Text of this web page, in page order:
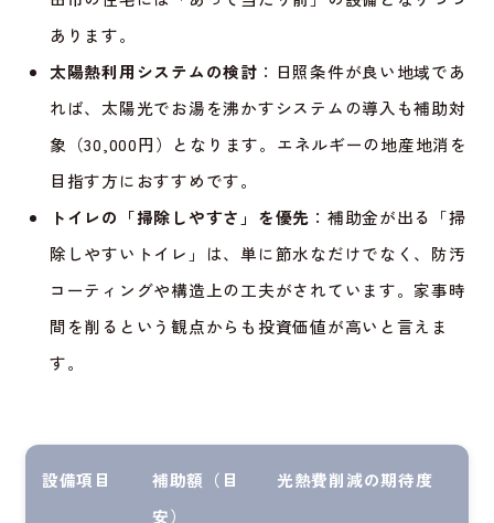
あります。
太陽熱利用システムの検討 ：日照条件が良い地域であ
れば、太陽光でお湯を沸かすシステムの導入も補助対
象（30,000円）となります。エネルギーの地産地消を
目指す方におすすめです。
トイレの「掃除しやすさ」を優先 ：補助金が出る「掃
除しやすいトイレ」は、単に節水なだけでなく、防汚
コーティングや構造上の工夫がされています。家事時
間を削るという観点からも投資価値が高いと言えま
す。
設備項目
補助額（目
安）
光熱費削減の期待度